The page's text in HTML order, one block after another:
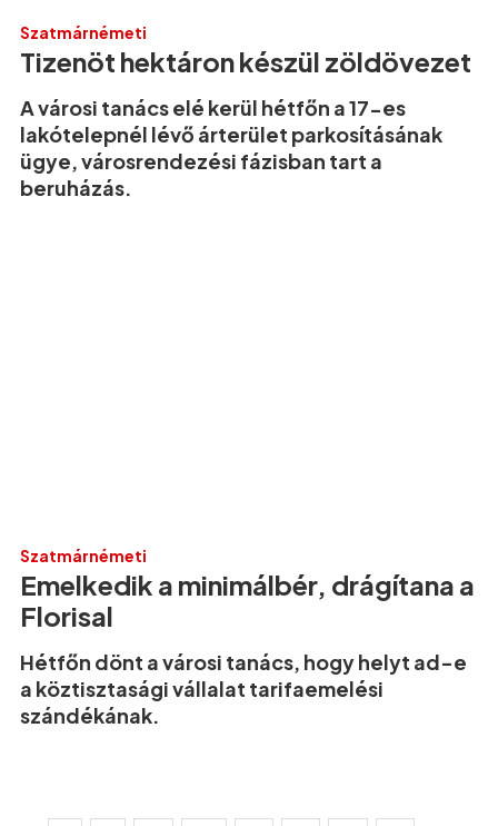
Szatmárnémeti
Tizenöt hektáron készül zöldövezet
A városi tanács elé kerül hétfőn a 17-es
lakótelepnél lévő árterület parkosításának
ügye, városrendezési fázisban tart a
beruházás.
Szatmárnémeti
Emelkedik a minimálbér, drágítana a
Florisal
Hétfőn dönt a városi tanács, hogy helyt ad-e
a köztisztasági vállalat tarifaemelési
szándékának.